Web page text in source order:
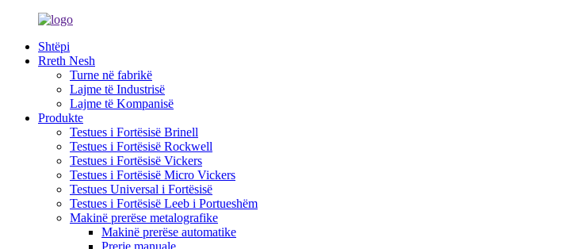
Shtëpi
Rreth Nesh
Turne në fabrikë
Lajme të Industrisë
Lajme të Kompanisë
Produkte
Testues i Fortësisë Brinell
Testues i Fortësisë Rockwell
Testues i Fortësisë Vickers
Testues i Fortësisë Micro Vickers
Testues Universal i Fortësisë
Testues i Fortësisë Leeb i Portueshëm
Makinë prerëse metalografike
Makinë prerëse automatike
Prerje manuale